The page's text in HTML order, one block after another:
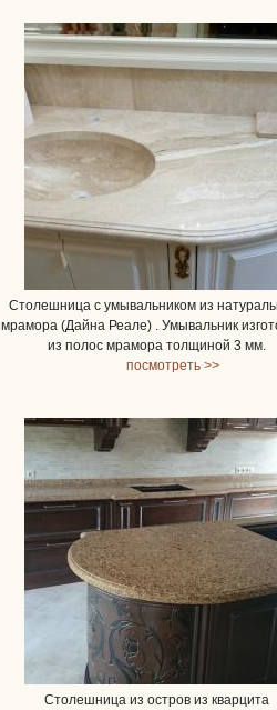
Столешница с умывальником из
мрамора (Дайна Реале) . Умывальник
из полос мрамора толщиной 3 мм.
посмотреть >>
Столешница из остров из кварцита